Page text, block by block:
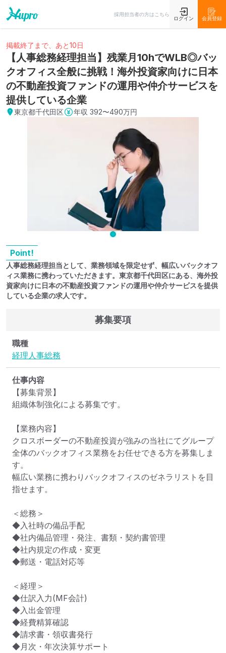
採用担当者の方はこちら
ログイン 会員登録
掲載終了まで、あと10日
【人事総務経理担当】残業月10hでWLB◎バッ
クオフィス全般に挑戦！海外投資家向けに日本
の不動産投資ファンドの運用や仲介サービスを
提供している企業
東京都千代田区 年収 392〜490万円
Point!
人事総務経理担当として、業務領域を限定せず、幅広いバックオフ
ィス業務に携わっていただきます。東京都千代田区にある、海外投
資家向けに日本の不動産投資ファンドの運用や仲介サービスを提供
している企業の求人です。
募集要項
職種
経理人事総務
仕事内容
【募集背景】
組織体制強化による募集です。
【業務内容】
クロスボーダーの不動産投資が強みの当社にてグループ
全体のバックオフィス業務をお任せできる方を募集しま
す。
幅広い業務に携わりバックオフィスのゼネラリストを目
指せます。
＜総務＞
◆入社時の備品手配
◆社内備品管理・発注、書類・契約書管理
◆社内規定の作成・変更
◆郵送・電話対応等
＜経理＞
◆仕訳入力(MF会計)
◆入出金管理
◆経費精算確認
◆請求書・領収書発行
◆月次・年次決算サポート